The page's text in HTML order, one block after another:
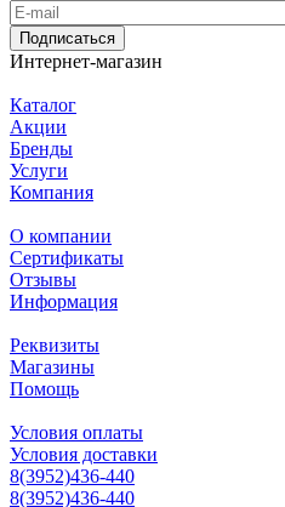
Подписаться
Интернет-магазин
Каталог
Акции
Бренды
Услуги
Компания
О компании
Сертификаты
Отзывы
Информация
Реквизиты
Магазины
Помощь
Условия оплаты
Условия доставки
8(3952)436-440
8(3952)436-440